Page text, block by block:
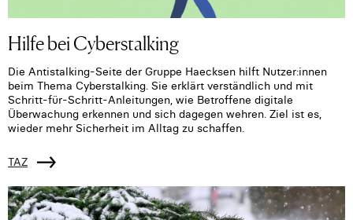
Hilfe bei Cyberstalking
Die Antistalking-Seite der Gruppe Haecksen hilft Nutzer:innen
beim Thema Cyberstalking. Sie erklärt verständlich und mit
Schritt-für-Schritt-Anleitungen, wie Betroffene digitale
Überwachung erkennen und sich dagegen wehren. Ziel ist es,
wieder mehr Sicherheit im Alltag zu schaffen.
TAZ